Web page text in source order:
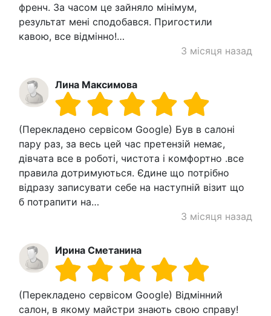
френч. За часом це зайняло мінімум,
результат мені сподобався. Пригостили
кавою, все відмінно!…
3 місяця назад
Лина Максимова
(Перекладено сервісом Google) Був в салоні
пару раз, за ​​весь цей час претензій немає,
дівчата все в роботі, чистота і комфортно .все
правила дотримуються. Єдине що потрібно
відразу записувати себе на наступній візит що
б потрапити на…
3 місяця назад
Ирина Сметанина
(Перекладено сервісом Google) Відмінний
салон, в якому майстри знають свою справу!